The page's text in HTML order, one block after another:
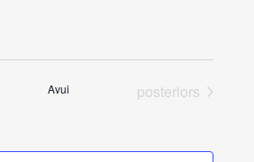
Avui Esdeveniments
posteriors